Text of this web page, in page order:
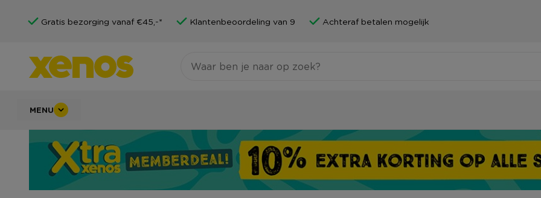
Gratis bezorging vanaf €45,-* Klantenbeoordeling van 9 Achteraf betalen mogelijk
MENU